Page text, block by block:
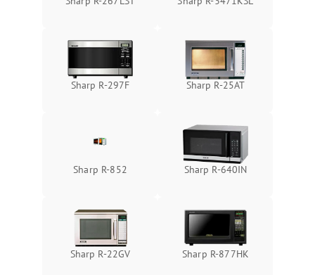
Sharp R-297F Sharp R-25AT
Sharp R-852 Sharp R-640IN
Sharp R-22GV Sharp R-877HK